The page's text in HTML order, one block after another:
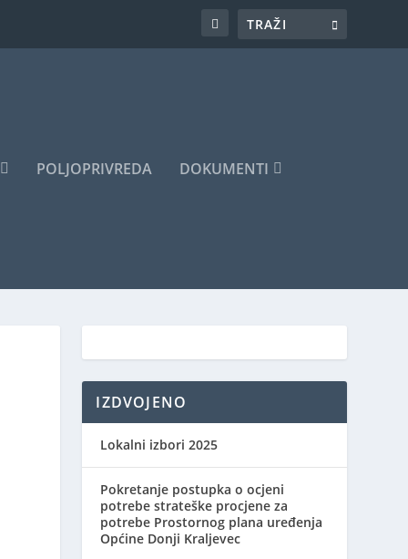
POLJOPRIVREDA DOKUMENTI
IZDVOJENO
Lokalni izbori 2025
Pokretanje postupka o ocjeni
potrebe strateške procjene za
potrebe Prostornog plana uređenja
Općine Donji Kraljevec